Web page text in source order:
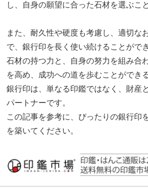
し、自身の願望に合った石材を選ぶこ
また、耐久性や硬度も考慮し、適切な
で、銀行印を長く使い続けることがで
石材の持つ力と、自身の努力を組み合
を高め、成功への道を歩むことができ
銀行印は、単なる印鑑ではなく、財産
パートナーです。
この記事を参考に、ぴったりの銀行印
を築いてください。